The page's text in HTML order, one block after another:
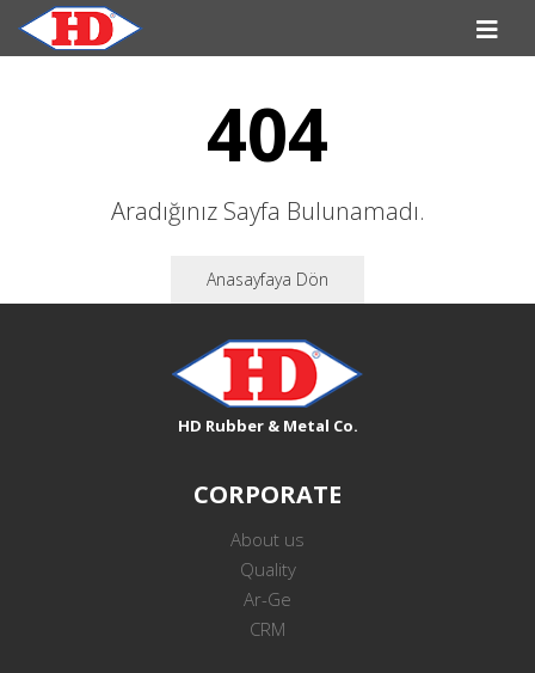
404
Aradığınız Sayfa Bulunamadı.
Anasayfaya Dön
HD Rubber & Metal Co.
CORPORATE
About us
Quality
Ar-Ge
CRM